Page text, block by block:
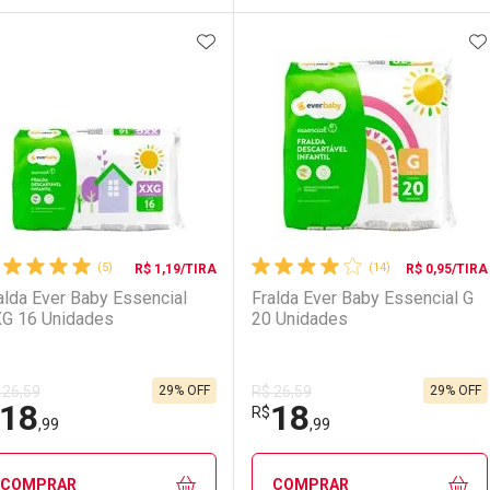
FECHAR
Ativar Desconto
Comprar sem Desconto
FECHAR
Comprar sem Desconto
Laboratório
Ativar Desconto
Comprar sem Desconto
Por Menos
Comprar sem Desconto
(5) R$ 1,19/TIRA
Ever Baby Essencial
16 Unidades
18,99
29% OFF
ADICIONAR AOS FAVORITOS
COMPRAR
(14) R$ 0,95/TIRA
Fralda Ever Baby Essencial G
20 Unidades
R$ 26,59
R$18,99
29% OFF
COMPRAR